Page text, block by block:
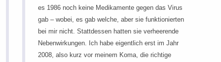
es 1986 noch keine Medikamente gegen das Virus
gab – wobei, es gab welche, aber sie funktionierten
bei mir nicht. Stattdessen hatten sie verheerende
Nebenwirkungen. Ich habe eigentlich erst im Jahr
2008, also kurz vor meinem Koma, die richtige